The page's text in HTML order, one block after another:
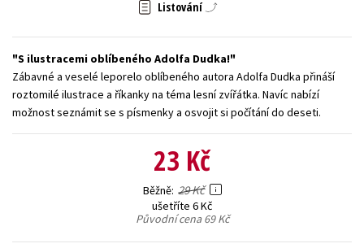
Všechny tituly
Listování
S ilustracemi oblíbeného Adolfa Dudka!
Zábavné a veselé leporelo oblíbeného autora Adolfa Dudka přináší
roztomilé ilustrace a říkanky na téma lesní zvířátka. Navíc nabízí
možnost seznámit se s písmenky a osvojit si počítání do deseti.
23 Kč
Běžně 29 Kč
ušetříte 6 Kč
Původní cena69 Kč